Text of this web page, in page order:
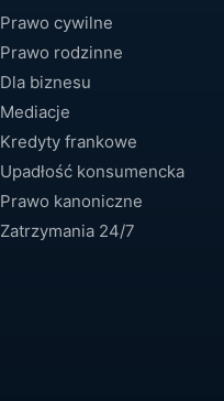
Prawo cywilne
Prawo rodzinne
Dla biznesu
Mediacje
Kredyty frankowe
Upadłość konsumencka
Prawo kanoniczne
Zatrzymania 24/7